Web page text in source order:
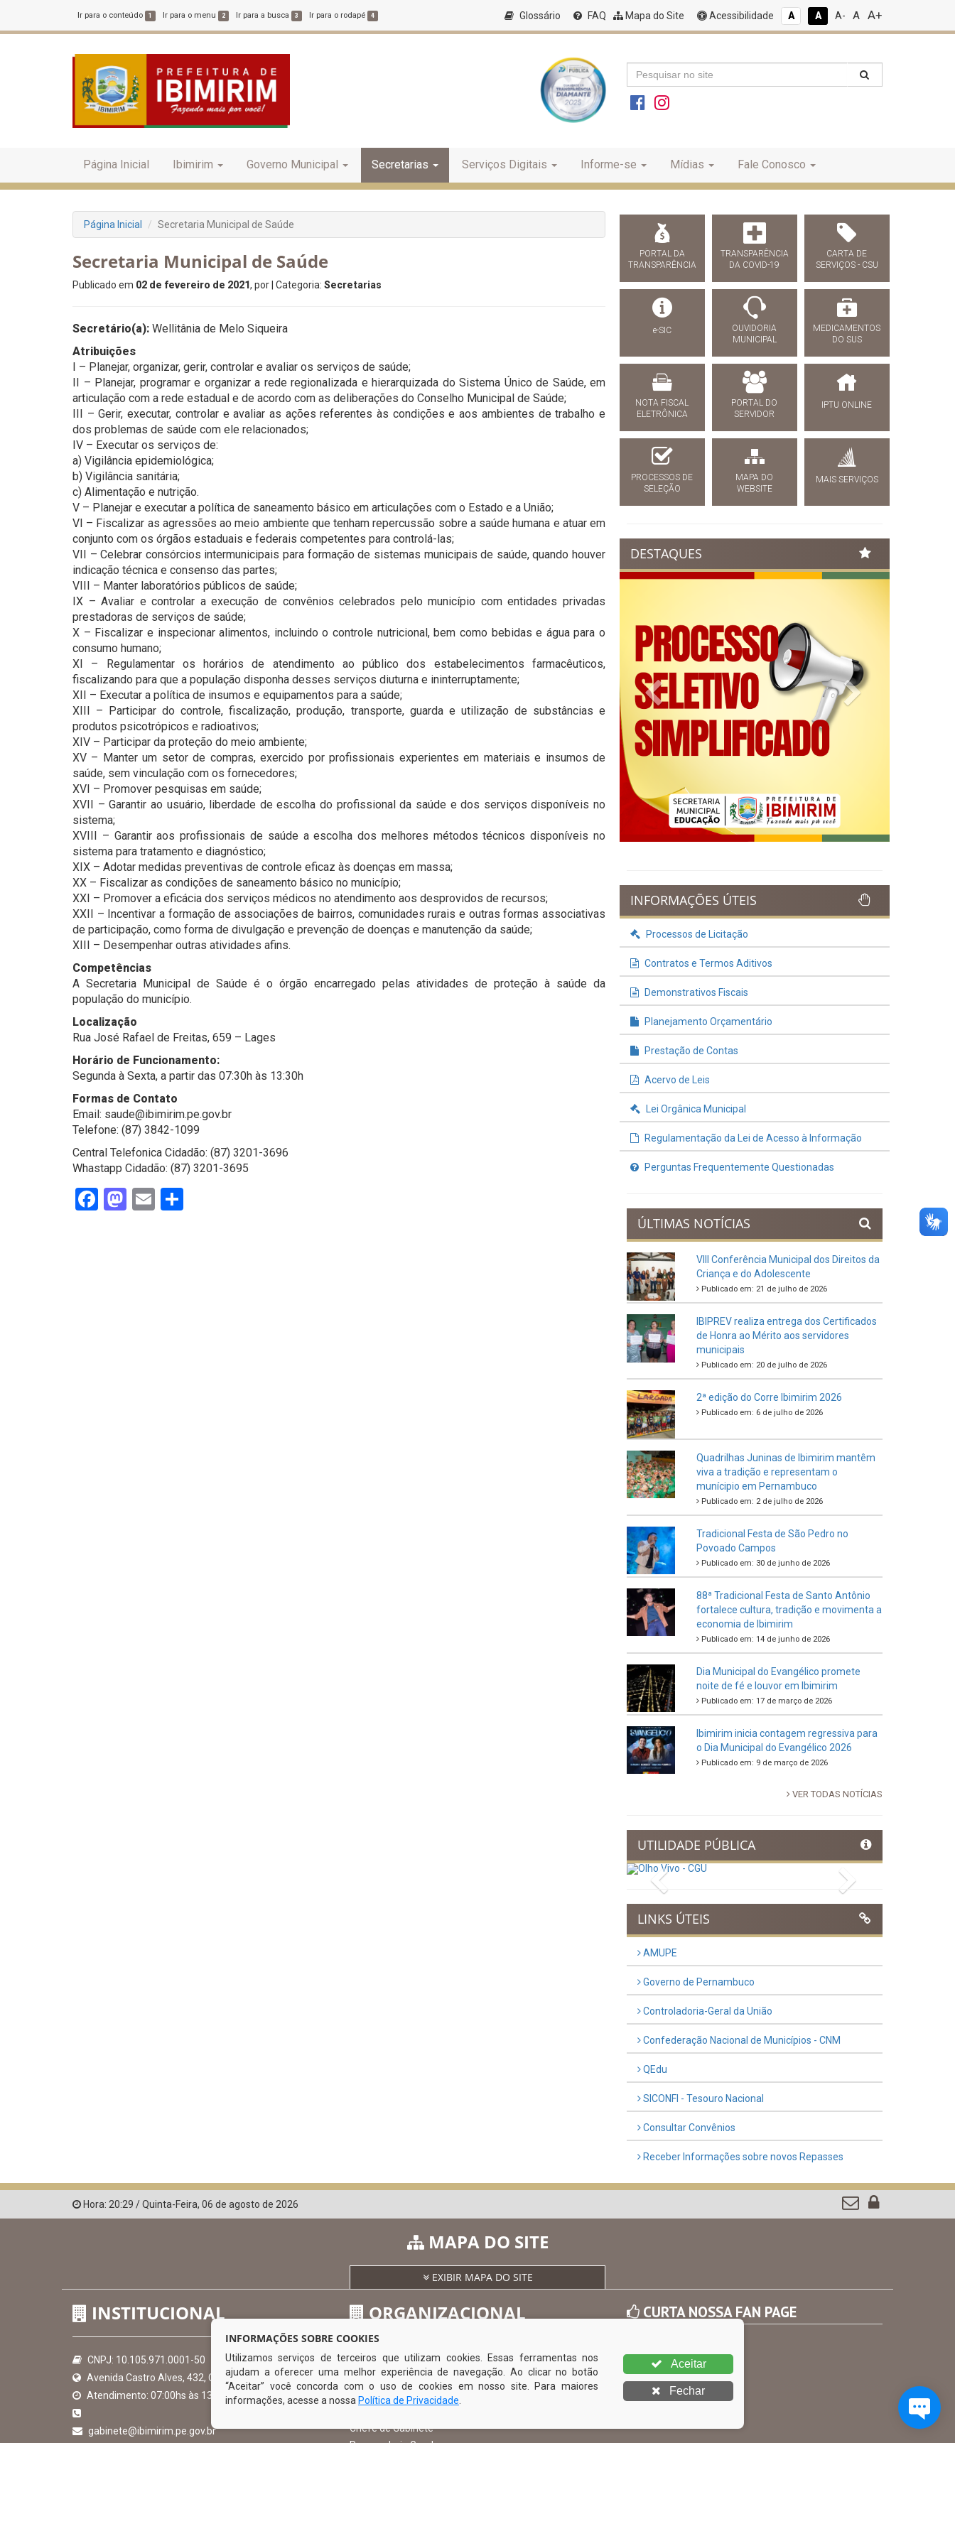
Ir para o conteúdo 1 Ir para o menu 2 Ir para a busca 3 Ir para o rodapé 4 Glossário FAQ Mapa do Site Acessibilidade A A A- A A+
Página Inicial Ibimirim Governo Municipal Secretarias Serviços Digitais Informe-se Mídias Fale Conosco
Página Inicial Secretaria Municipal de Saúde
Secretaria Municipal de Saúde
Publicado em 02 de fevereiro de 2021, por | Categoria: Secretarias
Secretário(a): Wellitânia de Melo Siqueira
Atribuições
I – Planejar, organizar, gerir, controlar e avaliar os serviços de saúde;
II – Planejar, programar e organizar a rede regionalizada e hierarquizada do Sistema Único de Saúde, em
articulação com a rede estadual e de acordo com as deliberações do Conselho Municipal de Saúde;
III – Gerir, executar, controlar e avaliar as ações referentes às condições e aos ambientes de trabalho e
dos problemas de saúde com ele relacionados;
IV – Executar os serviços de:
a) Vigilância epidemiológica;
b) Vigilância sanitária;
c) Alimentação e nutrição.
V – Planejar e executar a política de saneamento básico em articulações com o Estado e a União;
VI – Fiscalizar as agressões ao meio ambiente que tenham repercussão sobre a saúde humana e atuar em
conjunto com os órgãos estaduais e federais competentes para controlá-las;
VII – Celebrar consórcios intermunicipais para formação de sistemas municipais de saúde, quando houver
indicação técnica e consenso das partes;
VIII – Manter laboratórios públicos de saúde;
IX – Avaliar e controlar a execução de convênios celebrados pelo município com entidades privadas
prestadoras de serviços de saúde;
X – Fiscalizar e inspecionar alimentos, incluindo o controle nutricional, bem como bebidas e água para o
consumo humano;
XI – Regulamentar os horários de atendimento ao público dos estabelecimentos farmacêuticos,
fiscalizando para que a população disponha desses serviços diuturna e ininterruptamente;
XII – Executar a política de insumos e equipamentos para a saúde;
XIII – Participar do controle, fiscalização, produção, transporte, guarda e utilização de substâncias e
produtos psicotrópicos e radioativos;
XIV – Participar da proteção do meio ambiente;
XV – Manter um setor de compras, exercido por profissionais experientes em materiais e insumos de
saúde, sem vinculação com os fornecedores;
XVI – Promover pesquisas em saúde;
XVII – Garantir ao usuário, liberdade de escolha do profissional da saúde e dos serviços disponíveis no
sistema;
XVIII – Garantir aos profissionais de saúde a escolha dos melhores métodos técnicos disponíveis no
sistema para tratamento e diagnóstico;
XIX – Adotar medidas preventivas de controle eficaz às doenças em massa;
XX – Fiscalizar as condições de saneamento básico no município;
XXI – Promover a eficácia dos serviços médicos no atendimento aos desprovidos de recursos;
XXII – Incentivar a formação de associações de bairros, comunidades rurais e outras formas associativas
de participação, como forma de divulgação e prevenção de doenças e manutenção da saúde;
XIII – Desempenhar outras atividades afins.
Competências
A Secretaria Municipal de Saúde é o órgão encarregado pelas atividades de proteção à saúde da
população do município.
Localização
Rua José Rafael de Freitas, 659 – Lages
Horário de Funcionamento:
Segunda à Sexta, a partir das 07:30h às 13:30h
Formas de Contato
Email: saude@ibimirim.pe.gov.br
Telefone: (87) 3842-1099
Central Telefonica Cidadão: (87) 3201-3696
Whastapp Cidadão: (87) 3201-3695
Facebook
Mastodon
Email
PORTAL DA
TRANSPARÊNCIA
TRANSPARÊNCIA
DA COVID-19
CARTA DE
SERVIÇOS - CSU
e-SIC
OUVIDORIA
MUNICIPAL
MEDICAMENTOS
DO SUS
NOTA FISCAL
ELETRÔNICA
PORTAL DO
SERVIDOR
IPTU ONLINE
PROCESSOS DE
SELEÇÃO
MAPA DO
WEBSITE
MAIS SERVIÇOS
DESTAQUES
Previous Next
INFORMAÇÕES ÚTEIS
Processos de Licitação
Contratos e Termos Aditivos
Demonstrativos Fiscais
Planejamento Orçamentário
Prestação de Contas
Acervo de Leis
Lei Orgânica Municipal
Regulamentação da Lei de Acesso à Informação
Perguntas Frequentemente Questionadas
ÚLTIMAS NOTÍCIAS
VIII Conferência Municipal dos Direitos da
Criança e do Adolescente
Publicado em: 21 de julho de 2026
IBIPREV realiza entrega dos Certificados
de Honra ao Mérito aos servidores
municipais
Publicado em: 20 de julho de 2026
2ª edição do Corre Ibimirim 2026
Publicado em: 6 de julho de 2026
Quadrilhas Juninas de Ibimirim mantêm
viva a tradição e representam o
munícipio em Pernambuco
Publicado em: 2 de julho de 2026
Tradicional Festa de São Pedro no
Povoado Campos
Publicado em: 30 de junho de 2026
88ª Tradicional Festa de Santo Antônio
fortalece cultura, tradição e movimenta a
economia de Ibimirim
Publicado em: 14 de junho de 2026
Dia Municipal do Evangélico promete
noite de fé e louvor em Ibimirim
Publicado em: 17 de março de 2026
Ibimirim inicia contagem regressiva para
o Dia Municipal do Evangélico 2026
Publicado em: 9 de março de 2026
VER TODAS NOTÍCIAS
UTILIDADE PÚBLICA
Previous
LINKS ÚTEIS
AMUPE
Governo de Pernambuco
Controladoria-Geral da União
Confederação Nacional de Municípios - CNM
QEdu
SICONFI - Tesouro Nacional
Consultar Convênios
Receber Informações sobre novos Repasses
Hora: 20:29 /Quinta-Feira, 06 de agosto de 2026
MAPA DO SITE
EXIBIR MAPA DO SITE
INSTITUCIONAL
CNPJ: 10.105.971.0001-50
Avenida Castro Alves, 432, Centro - CEP: 56-580-000
Atendimento: 07:00hs às 13:00hs
gabinete@ibimirim.pe.gov.br
ORGANIZACIONAL
O Prefeito
Vice Prefeito
Ouvidoria Municipal
Chefe de Gabinete
Procuradoria Geral
CURTA NOSSA FAN PAGE
INFORMAÇÕES SOBRE COOKIES
Utilizamos serviços de terceiros que utilizam cookies. Essas ferramentas nos
ajudam a oferecer uma melhor experiência de navegação. Ao clicar no botão
“Aceitar” você concorda com o uso de cookies em nosso site. Para maiores
informações, acesse a nossa Política de Privacidade
Aceitar
Fechar